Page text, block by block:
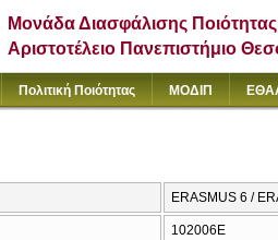
Μονάδα Διασφάλισης Ποιότητας
Αριστοτέλειο Πανεπιστήμιο
Πολιτική Ποιότητας ΜΟΔΙΠ
ERASMUS 6 /
102006E